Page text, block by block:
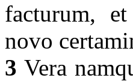
facturum,
novo
3 Vera